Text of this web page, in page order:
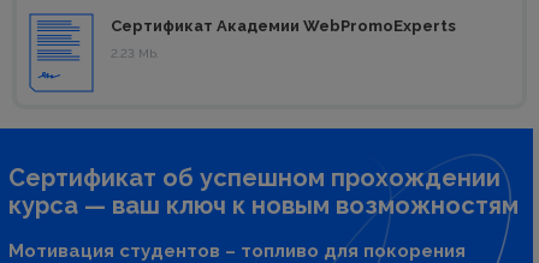
Сертификат Академии WebPromoExperts
2.23 Mb.
Сертификат об успешном прохождении
курса — ваш ключ к новым возможностям
Мотивация студентов – топливо для покорения